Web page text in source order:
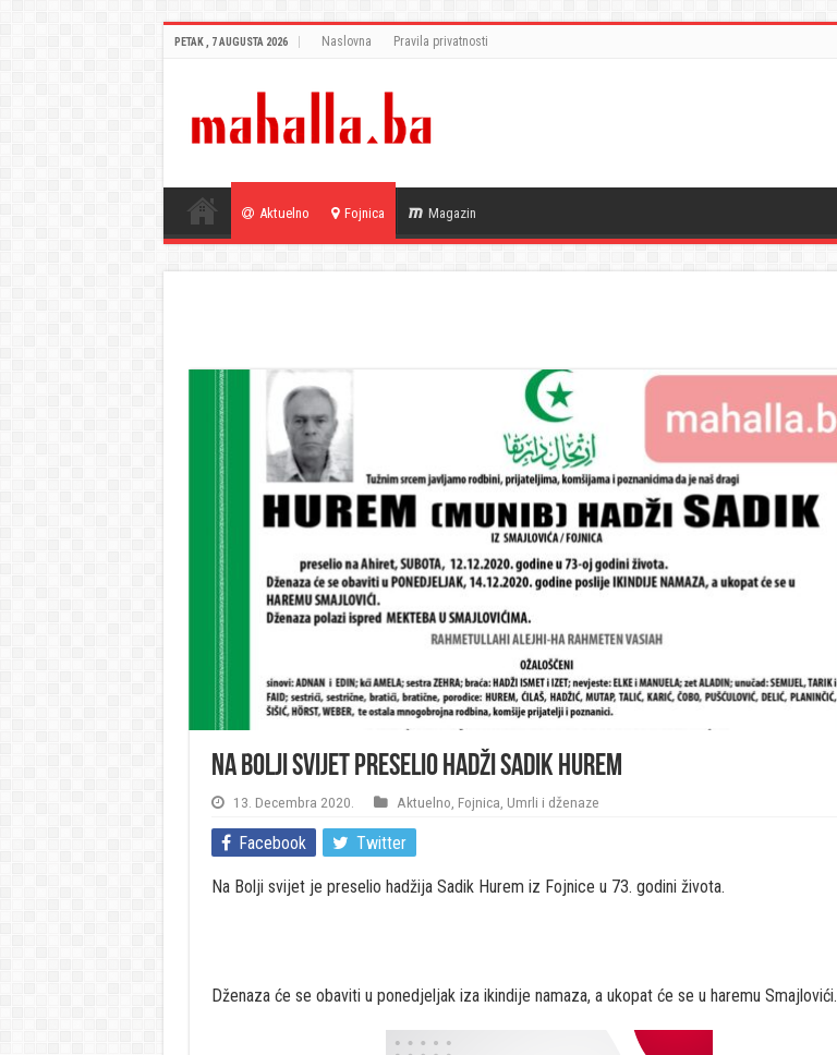
PETAK , 7 AUGUSTA 2026 Naslovna Pravila privatnosti
Aktuelno Fojnica Magazin
Na Bolji svijet preselio hadži Sadik Hurem
13. Decembra 2020. Aktuelno Fojnica Umrli i dženaze
Facebook Twitter
Na Bolji svijet je preselio hadžija Sadik Hurem iz Fojnice u 73. godini života.
Dženaza će se obaviti u ponedjeljak iza ikindije namaza, a ukopat će se u haremu Smajlovići.